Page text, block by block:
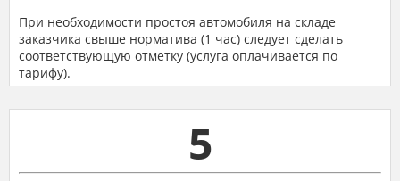
При необходимости простоя автомобиля на складе
заказчика свыше норматива (1 час) следует сделать
соответствующую отметку (услуга оплачивается по
тарифу).
5